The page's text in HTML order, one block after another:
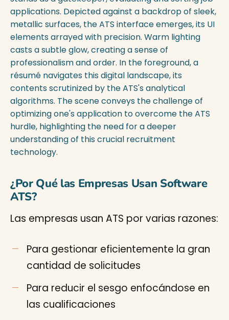
¿Por Qué las Empresas Usan Software
ATS?
Las empresas usan ATS por varias razones:
Para gestionar eficientemente la gran
cantidad de solicitudes
Para reducir el sesgo enfocándose en
las cualificaciones